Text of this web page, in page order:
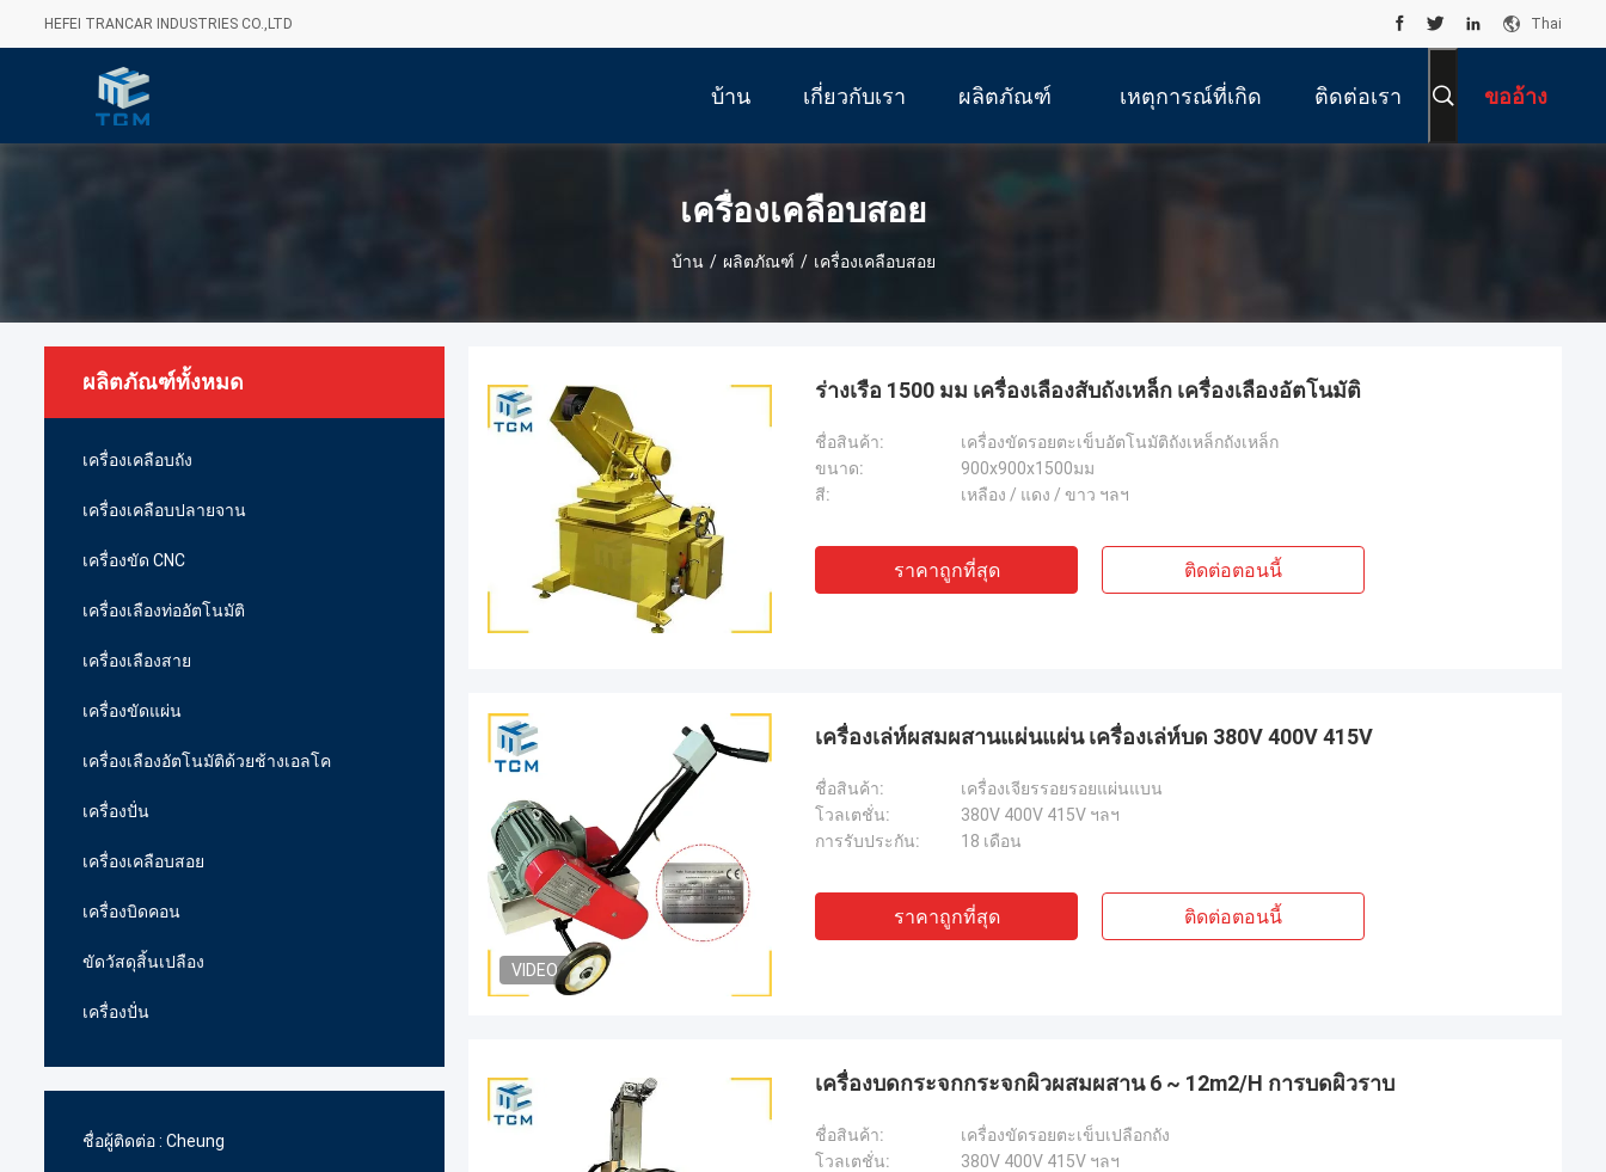
HEFEI TRANCAR INDUSTRIES CO.,LTD Thai
บ้าน เกี่ยวกับเรา ผลิตภัณฑ์ เหตุการณ์ที่เกิด ติดต่อเรา ขออ้าง
เครื่องเคลือบสอย
บ้าน / ผลิตภัณฑ์ / เครื่องเคลือบสอย
ผลิตภัณฑ์ทั้งหมด
เครื่องเคลือบถัง
เครื่องเคลือบปลายจาน
เครื่องขัด CNC
เครื่องเลืองท่ออัตโนมัติ
เครื่องเลืองสาย
เครื่องขัดแผ่น
เครื่องเลืองอัตโนมัติด้วยช้างเอลโค
เครื่องปั่น
เครื่องเคลือบสอย
เครื่องบิดคอน
ขัดวัสดุสิ้นเปลือง
เครื่องปั่น
ชื่อผู้ติดต่อ : Cheung
ร่างเรือ 1500 มม เครื่องเลืองสับถังเหล็ก เครื่องเลืองอัตโนมัติ
ชื่อสินค้า:
เครื่องขัดรอยตะเข็บอัตโนมัติถังเหล็กถังเหล็ก
ขนาด:
900x900x1500มม
สี:
เหลือง / แดง / ขาว ฯลฯ
ราคาถูกที่สุด ติดต่อตอนนี้
VIDEO
เครื่องเล่ห์ผสมผสานแผ่นแผ่น เครื่องเล่ห์บด 380V 400V 415V
ชื่อสินค้า:
เครื่องเจียรรอยรอยแผ่นแบน
โวลเตชั่น:
380V 400V 415V ฯลฯ
การรับประกัน:
18 เดือน
ราคาถูกที่สุด ติดต่อตอนนี้
เครื่องบดกระจกกระจกผิวผสมผสาน 6 ~ 12m2/H การบดผิวราบ
ชื่อสินค้า:
เครื่องขัดรอยตะเข็บเปลือกถัง
โวลเตชั่น:
380V 400V 415V ฯลฯ